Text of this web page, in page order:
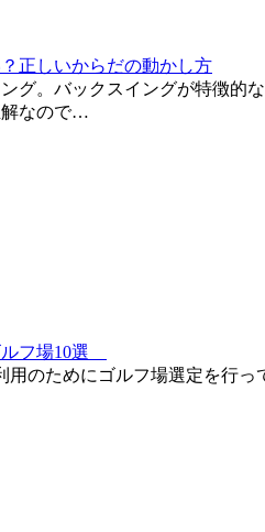
正しいからだの動かし方
グ。バックスイングが特徴
解なので…
ルフ場10選
用のためにゴルフ場選定を行